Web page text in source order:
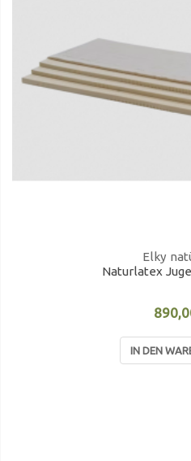
Elky
Naturlatex
IN DEN